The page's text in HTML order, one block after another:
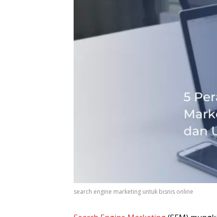
search engine marketing untuk bisnis online